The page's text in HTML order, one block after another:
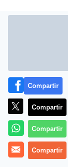
Santiago
Compartir
Compartir
Compartir
Compartir